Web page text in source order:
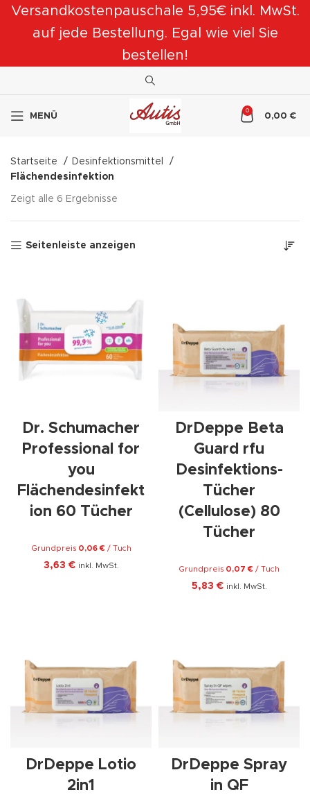
Versandkostenpauschale 5,95€ inkl. MwSt.
auf jede Bestellung. Egal wie viel Sie
bestellen!
MENÜ
0
0,00€
Startseite
Desinfektionsmittel
Flächendesinfektion
Zeigt alle 6 Ergebnisse
Seitenleiste anzeigen
Dr. Schumacher
Professional for
you
Flächendesinfekt
ion 60 Tücher
3,63 € inkl. MwSt.
Grundpreis 0,06€/ Tuch
DrDeppe Beta
Guard rfu
Desinfektions-
Tücher
(Cellulose) 80
Tücher
5,83 € inkl. MwSt.
Grundpreis 0,07€ / Tuch
DrDeppe Lotio
2in1
DrDeppe Spray
in QF